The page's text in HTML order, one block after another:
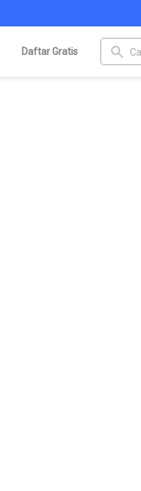
Daftar Gratis search